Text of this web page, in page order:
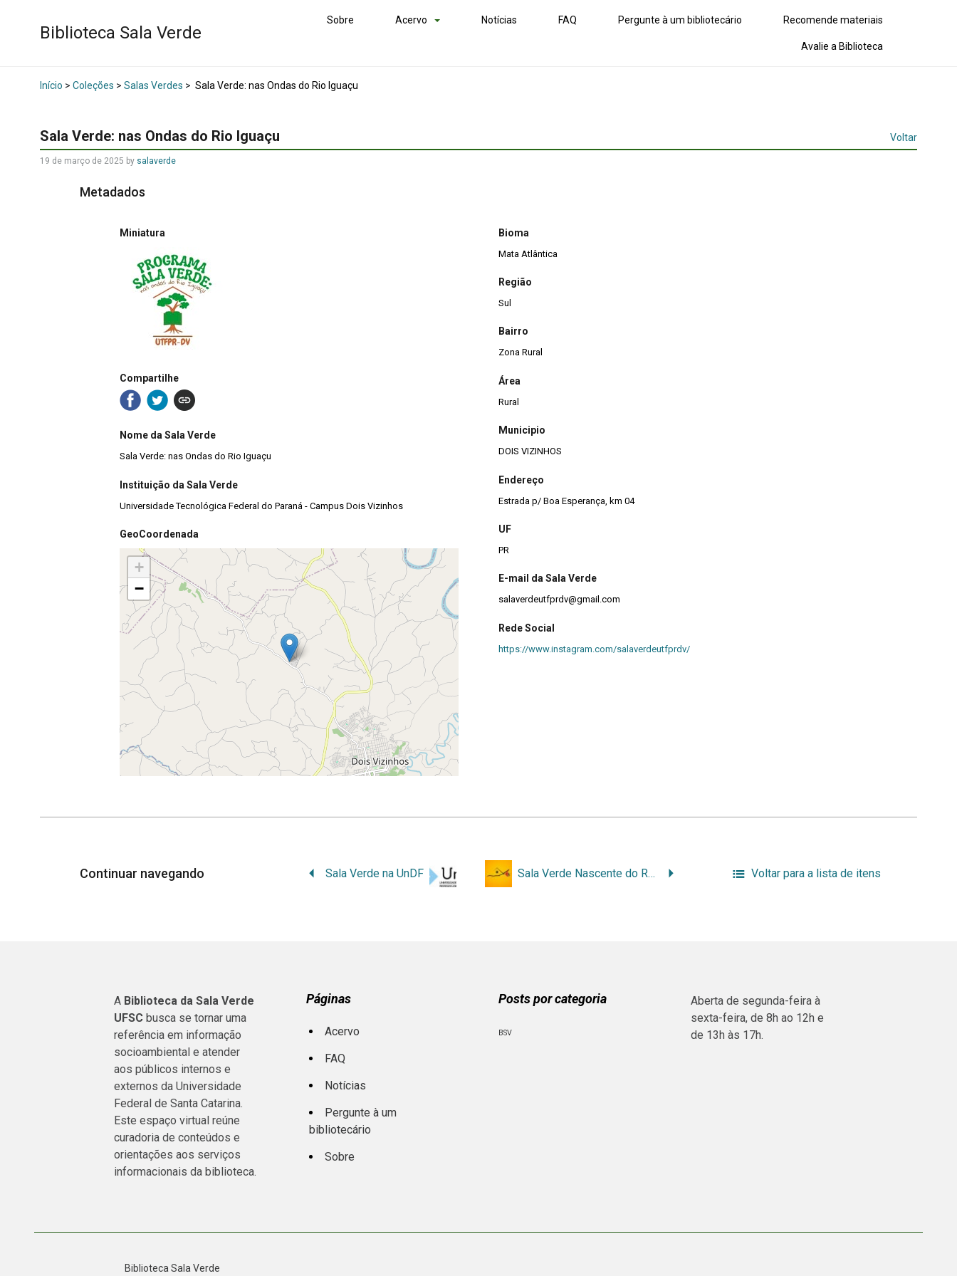
Biblioteca Sala Verde
Sobre Acervo Notícias FAQ Pergunte à um bibliotecário Recomende materiais
Avalie a Biblioteca
Início > Coleções > Salas Verdes > Sala Verde: nas Ondas do Rio Iguaçu
Sala Verde: nas Ondas do Rio Iguaçu Voltar
19 de março de 2025 by salaverde
Metadados
Miniatura
Compartilhe
Nome da Sala Verde
Sala Verde: nas Ondas do Rio Iguaçu
Instituição da Sala Verde
Universidade Tecnológica Federal do Paraná - Campus Dois Vizinhos
GeoCoordenada
+
−
Leaflet|©OpenStreetMapcontributors
Bioma
Mata Atlântica
Região
Sul
Bairro
Zona Rural
Área
Rural
Municipio
DOIS VIZINHOS
Endereço
Estrada p/ Boa Esperança, km 04
UF
PR
E-mail da Sala Verde
salaverdeutfprdv@gmail.com
Rede Social
https://www.instagram.com/salaverdeutfprdv/
Continuar navegando Sala Verde na UnDF Sala Verde Nascente do Rio Paraná Voltar para a lista de itens
A Biblioteca da Sala Verde
UFSC busca se tornar uma
referência em informação
socioambiental e atender
aos públicos internos e
externos da Universidade
Federal de Santa Catarina.
Este espaço virtual reúne
curadoria de conteúdos e
orientações aos serviços
informacionais da biblioteca.
Páginas
Acervo
FAQ
Notícias
Pergunte à um
bibliotecário
Sobre
Posts por categoria
BSV
Aberta de segunda-feira à
sexta-feira, de 8h ao 12h e
de 13h às 17h.
Biblioteca Sala Verde